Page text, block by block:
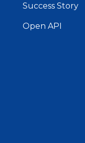
Success Story
Open API